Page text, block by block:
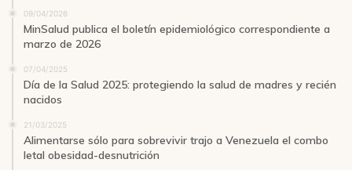
09/04/2026
MinSalud publica el boletín epidemiológico correspondiente a
marzo de 2026
07/04/2025
Día de la Salud 2025: protegiendo la salud de madres y recién
nacidos
21/03/2025
Alimentarse sólo para sobrevivir trajo a Venezuela el combo
letal obesidad-desnutrición